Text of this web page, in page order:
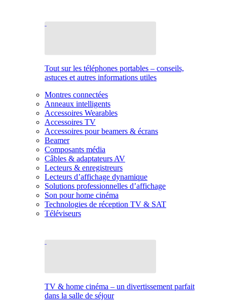
Tout sur les téléphones portables – conseils,
astuces et autres informations utiles
Montres connectées
Anneaux intelligents
Accessoires Wearables
Accessoires TV
Accessoires pour beamers & écrans
Beamer
Composants média
Câbles & adaptateurs AV
Lecteurs & enregistreurs
Lecteurs d’affichage dynamique
Solutions professionnelles d’affichage
Son pour home cinéma
Technologies de réception TV & SAT
Téléviseurs
TV & home cinéma – un divertissement parfait
dans la salle de séjour